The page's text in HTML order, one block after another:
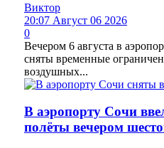
Виктор
20:07 Август 06 2026
0
Вечером 6 августа в
сняты временные
воздушных...
В аэропорту Сочи
полёты вечером